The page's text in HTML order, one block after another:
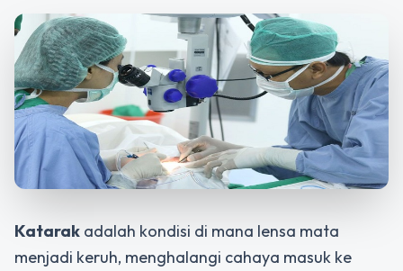
Katarak adalah kondisi di mana lensa mata
menjadi keruh, menghalangi cahaya masuk ke